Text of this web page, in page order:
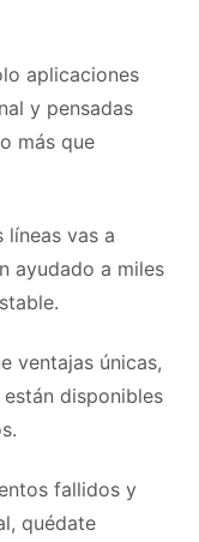
aplicaciones
y pensadas
más que
líneas vas a
ayudado a miles
ventajas únicas,
disponibles
fallidos y
quédate